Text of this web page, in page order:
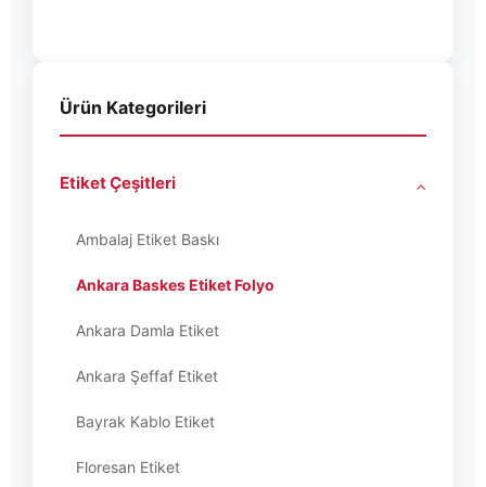
Ürün Kategorileri
Etiket Çeşitleri
Ambalaj Etiket Baskı
Ankara Baskes Etiket Folyo
Ankara Damla Etiket
Ankara Şeffaf Etiket
Bayrak Kablo Etiket
Floresan Etiket